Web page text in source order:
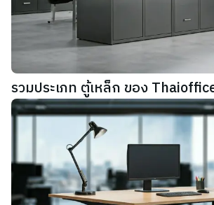
รวมประเภท ตู้เหล็ก ของ